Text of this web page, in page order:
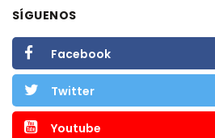
SÍGUENOS
Facebook
Twitter
Youtube